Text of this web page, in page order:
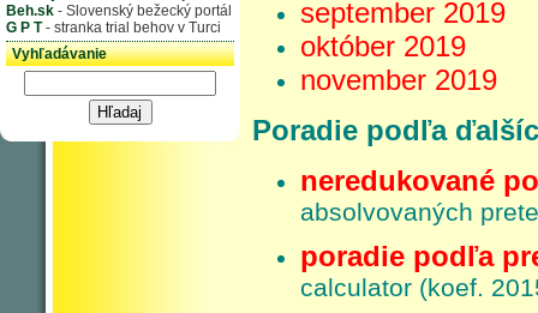
Beh.sk - Slovenský bežecký portál
G P T- stranka trial behov v Turci
Vyhľadávanie
september 2019
október 2019
november 2019
Poradie podľa
neredukované
absolvovaných
poradie podľa
calculator (koef.